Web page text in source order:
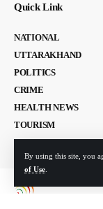
By using this site, you
of Use
Quick Link
NATIONAL
UTTARAKHAND
POLITICS
CRIME
HEALTH NEWS
TOURISM